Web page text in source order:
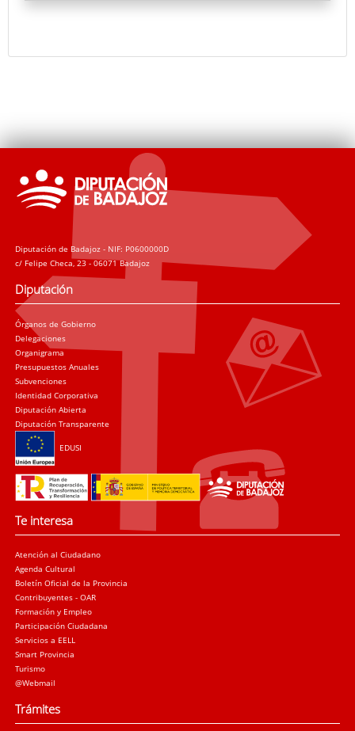
Diputación de Badajoz - NIF: P0600000D
c/ Felipe Checa, 23 - 06071 Badajoz
Diputación
Órganos de Gobierno
Delegaciones
Organigrama
Presupuestos Anuales
Subvenciones
Identidad Corporativa
Diputación Abierta
Diputación Transparente
EDUSI
Te interesa
Atención al Ciudadano
Agenda Cultural
Boletín Oficial de la Provincia
Contribuyentes - OAR
Formación y Empleo
Participación Ciudadana
Servicios a EELL
Smart Provincia
Turismo
@Webmail
Trámites